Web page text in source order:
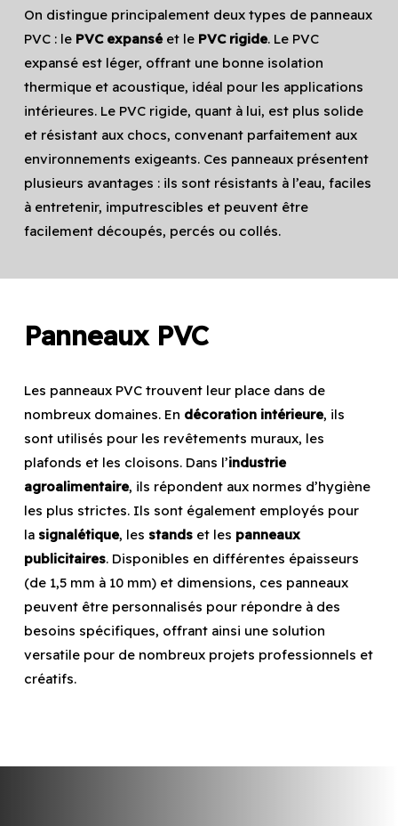
On distingue principalement deux types de panneaux
PVC : le PVC expanséet le PVC rigide. Le PVC
expansé est léger, offrant une bonne isolation
thermique et acoustique, idéal pour les applications
intérieures. Le PVC rigide, quant à lui, est plus solide
et résistant aux chocs, convenant parfaitement aux
environnements exigeants. Ces panneaux présentent
plusieurs avantages : ils sont résistants à l’eau, faciles
à entretenir, imputrescibles et peuvent être
facilement découpés, percés ou collés.
Panneaux PVC
Les panneaux PVC trouvent leur place dans de
nombreux domaines. En décoration intérieure, ils
sont utilisés pour les revêtements muraux, les
plafonds et les cloisons. Dans l’industrie
agroalimentaire, ils répondent aux normes d’hygiène
les plus strictes. Ils sont également employés pour
la signalétique, les standset les panneaux
publicitaires. Disponibles en différentes épaisseurs
(de 1,5 mm à 10 mm) et dimensions, ces panneaux
peuvent être personnalisés pour répondre à des
besoins spécifiques, offrant ainsi une solution
versatile pour de nombreux projets professionnels et
créatifs.